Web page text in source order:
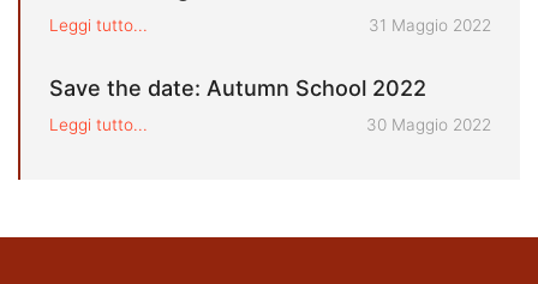
Leggi tutto... Pubblicato il
31 Maggio 2022
Save the date: Autumn School 2022
Leggi tutto... Pubblicato il
30 Maggio 2022